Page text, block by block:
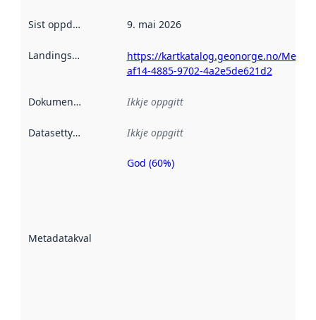
Sist oppdatert 9. mai 2026
Landingsside
https://kartkatalog.geonorge.no/
af14-4885-9702-4a2e5de621d2
Dokumentasjon Ikkje oppgitt
Datasettype Ikkje oppgitt
Metadatakvalitet
Metadatakvalitet
God (60%)